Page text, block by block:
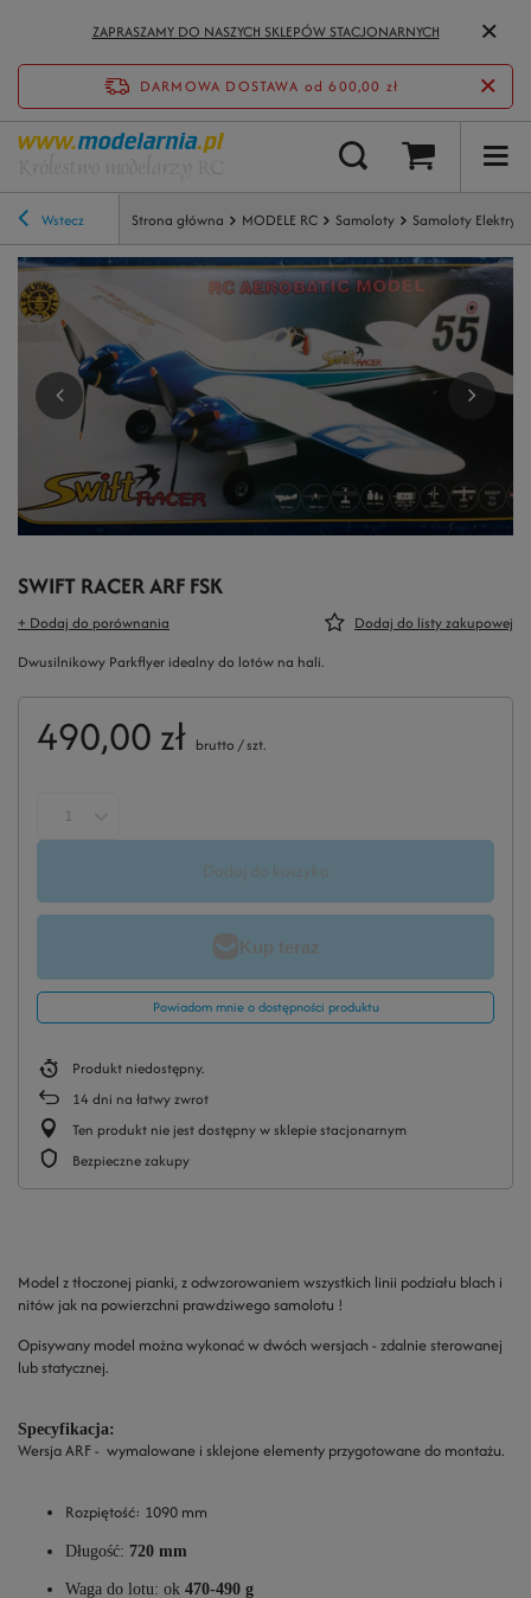
ZAPRASZAMY DO NASZYCH SKLEPÓW STACJONARNYCH
DARMOWA DOSTAWA od 600,00 zł
Wstecz Strona główna MODELE RC Samoloty Samoloty
SWIFT RACER ARF FSK
+ Dodaj do porównania
Dodaj do listy zakupowej
Dwusilnikowy Parkflyer idealny do lotów na hali.
490,00 zł brutto /szt.
Dodaj do koszyka
Powiadom mnie o dostępności produktu
Produkt niedostępny
14dni na łatwy zwrot
Ten produkt nie jest dostępny w sklepie stacjonarnym
Bezpieczne zakupy
Model z tłoczonej pianki, z odwzorowaniem wszystkich linii podziału blach i
nitów jak na powierzchni prawdziwego samolotu !
Opisywany model można wykonać w dwóch wersjach - zdalnie sterowanej
lub statycznej.
Specyfikacja:
WersjaARF- wymalowane i sklejone elementy przygotowane do montażu.
Rozpiętość: 1090 mm
Długość: 720 mm
Waga do lotu: ok 470-490 g